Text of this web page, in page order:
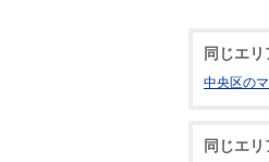
同じエ
中央区の
同じエ